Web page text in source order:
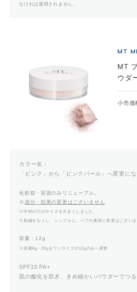
なければ適用されません。
MT
MT
ウダ
小売価
カラー名：
「ピンク」から「ピンクパール」へ変更に
化粧箱・容器のみリニューアル。
※ 成分・効果の変更はございません
※中枠の穴のサイズを大きくしました。
※刺繍をなくし、シンプルに。パフの素材に変更はございま
容量：12g
※容量8g・20gをワンサイズの12gのみへ変更
SPF10 PA+
肌の酸化を防ぎ、きめ細かいパウダーでつ